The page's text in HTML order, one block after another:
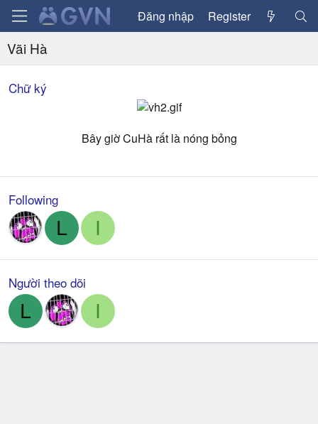
Đăng nhập Register
Vãi Hà
Chữ ký
Bây giờ CuHà rất là nóng bỏng
Following
L I
Người theo dõi
L I